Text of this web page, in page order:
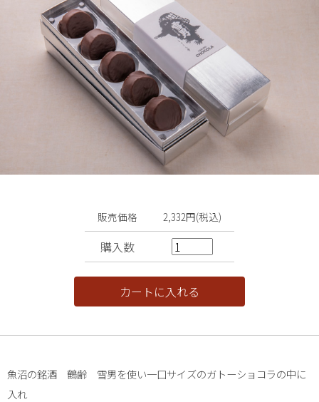
販売価格 2,332円(税込)
購入数
魚沼の銘酒 鶴齢 雪男を使い一口サイズのガトーショコラの中に
入れ